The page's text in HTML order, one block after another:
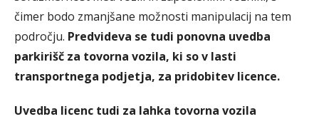
čimer bodo zmanjšane možnosti manipulacij na tem
področju. Predvideva se tudi ponovna uvedba
parkirišč za tovorna vozila, ki so v lasti
transportnega podjetja, za pridobitev licence.
Uvedba licenc tudi za lahka tovorna vozila